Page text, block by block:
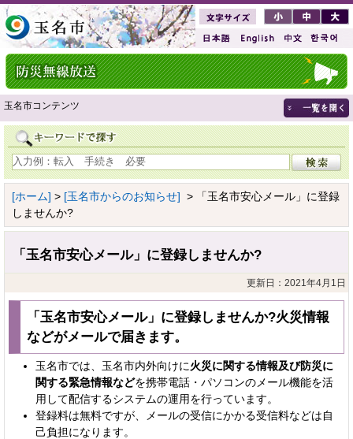
玉名市コンテンツ
[ホーム] > [玉名市からのお知らせ] > 「玉名市安心メール」に登録
しませんか?
「玉名市安心メール」に登録しませんか?
更新日：2021年4月1日
「玉名市安心メール」に登録しませんか?火災情報
などがメールで届きます。
玉名市では、玉名市内外向けに火災に関する情報及び防災に
関する緊急情報などを携帯電話・パソコンのメール機能を活
用して配信するシステムの運用を行っています。
登録料は無料ですが、メールの受信にかかる受信料などは自
己負担になります。